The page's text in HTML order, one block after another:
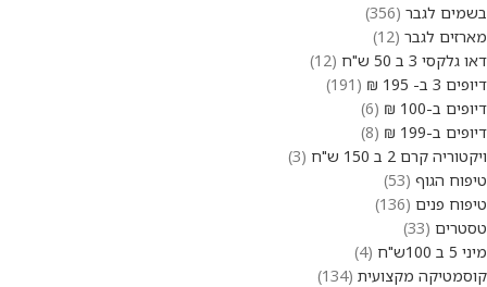
בשמים לגבר 356
מארזים לגבר 12
דאו גלקסי 3 ב 50 ש"ח
12
דיופים 3 ב- 195 ₪
191
דיופים ב-100 ₪
6
דיופים ב-199 ₪
8
ויקטוריה קרם 2 ב 150 ש"ח
3
טיפוח הגוף 53
טיפוח פנים 136
טסטרים 33
מיני 5 ב 100ש"ח
4
קוסמטיקה מקצועית 134